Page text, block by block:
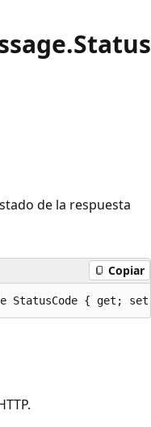
Status
de la respuesta
Copiar
StatusCode { get;